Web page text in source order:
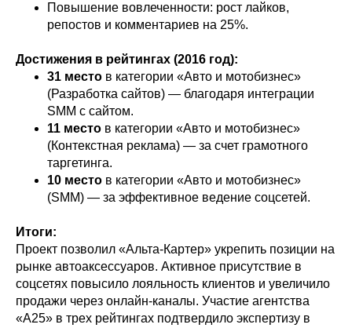
Повышение вовлеченности: рост лайков,
репостов и комментариев на 25%.
Достижения в рейтингах (2016 год):
31 место в категории «Авто и мотобизнес»
(Разработка сайтов) — благодаря интеграции
SMM с сайтом.
11 место в категории «Авто и мотобизнес»
(Контекстная реклама) — за счет грамотного
таргетинга.
10 место в категории «Авто и мотобизнес»
(SMM) — за эффективное ведение соцсетей.
Итоги:
Проект позволил «Альта-Картер» укрепить позиции на
рынке автоаксессуаров. Активное присутствие в
соцсетях повысило лояльность клиентов и увеличило
продажи через онлайн-каналы. Участие агентства
«А25» в трех рейтингах подтвердило экспертизу в